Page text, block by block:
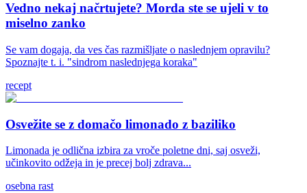
Vedno nekaj načrtujete? Morda ste se ujeli v to
miselno zanko
Se vam dogaja, da ves čas razmišljate o naslednjem opravilu?
Spoznajte t. i. "sindrom naslednjega koraka"
recept
Osvežite se z domačo limonado z baziliko
Limonada je odlična izbira za vroče poletne dni, saj osveži,
učinkovito odžeja in je precej bolj zdrava...
osebna rast